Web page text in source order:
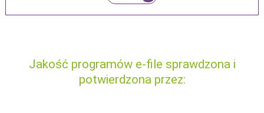
Jakość programów e-file sprawdzona i
potwierdzona przez: